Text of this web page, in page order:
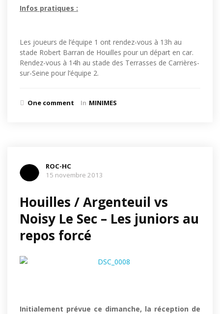
Infos pratiques :
Les joueurs de l’équipe 1 ont rendez-vous à 13h au
stade Robert Barran de Houilles pour un départ en car.
Rendez-vous à 14h au stade des Terrasses de Carrières-
sur-Seine pour l’équipe 2.
One comment In MINIMES
ROC-HC
15 novembre 2013
Houilles / Argenteuil vs
Noisy Le Sec – Les juniors au
repos forcé
Initialement prévue ce dimanche, la réception de